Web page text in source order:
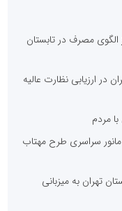
مصرف در تابستان
ارزیابی نظارت عالیه
مردم
مانور سراسری طرح مهتاب
تهران به میزبانی